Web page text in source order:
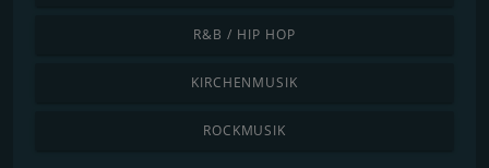
R&B / HIP HOP
KIRCHENMUSIK
ROCKMUSIK